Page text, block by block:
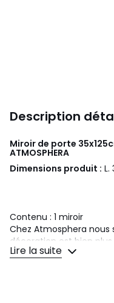
Description
Miroir de porte
ATMOSPHERA
Dimensions produit : L.
Contenu : 1 miroir
Chez Atmosphera
décoration est bien
d’esthétisme. Nous
Lire la suite